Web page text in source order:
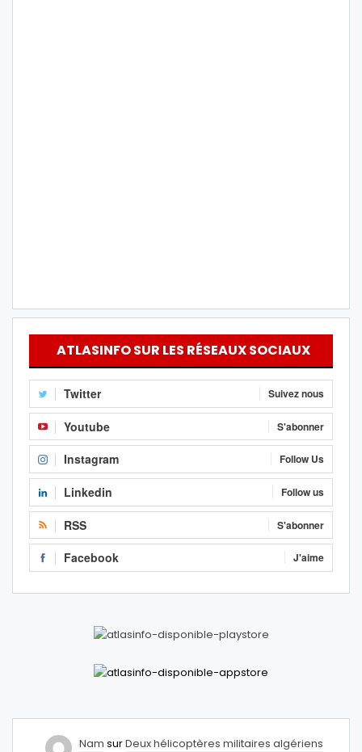
ATLASINFO SUR LES RÉSEAUX SOCIAUX
Twitter Suivez nous
Youtube S'abonner
Instagram Follow Us
Linkedin Follow us
RSS S'abonner
Facebook J'aime
Nam surDeux hélicoptères militaires algériens